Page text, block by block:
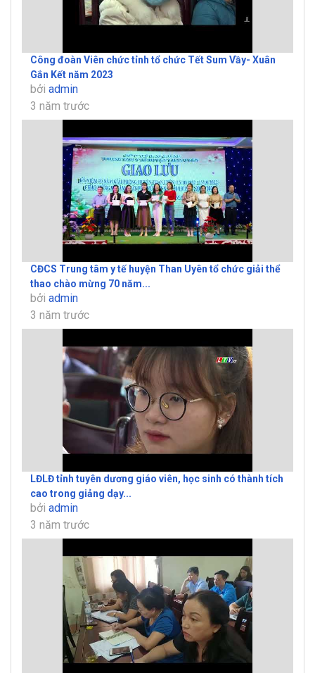
Công đoàn Viên chức tỉnh tổ chức Tết Sum Vầy- Xuân
Gắn Kết năm 2023
bởi admin
3 năm trước
CĐCS Trung tâm y tế huyện Than Uyên tổ chức giải thể
thao chào mừng 70 năm...
bởi admin
3 năm trước
LĐLĐ tỉnh tuyên dương giáo viên, học sinh có thành tích
cao trong giảng dạy...
bởi admin
3 năm trước